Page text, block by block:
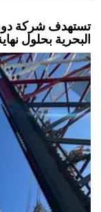
تستهدف شركة
البحرية بحلول نهاية